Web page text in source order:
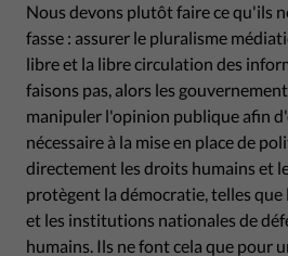
Nous devons plutôt faire ce qu'ils
fasse : assurer le pluralisme
libre et la libre circulation des
faisons pas, alors les
manipuler l'opinion publique afin
nécessaire à la mise en place de
directement les droits humains et
protègent la démocratie, telles
et les institutions nationales de
humains. Ils ne font cela que pour